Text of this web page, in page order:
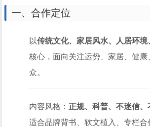
一、合作定位
以传统文化、家居风水、人居环境
核心，面向关注运势、家居、健
众。
内容风格： 正规、科普、不迷信
适合品牌背书、软文植入、专栏合